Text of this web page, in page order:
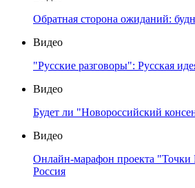
Обратная сторона ожиданий:
Видео
"Русские разговоры": Русская
Видео
Будет ли "Новороссийский
Видео
Онлайн-марафон проекта "Точки
Россия